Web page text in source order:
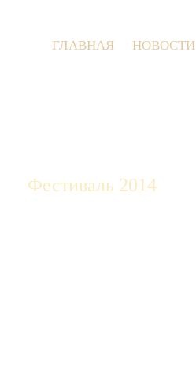
ГЛАВНАЯ НОВОСТИ
Фестиваль 2014